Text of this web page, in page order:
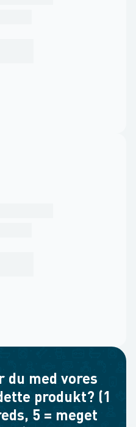
du med vores
produkt? (1
5 = meget